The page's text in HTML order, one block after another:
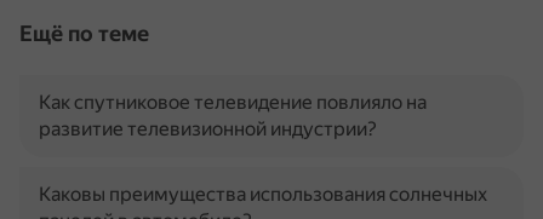
Ещё по теме
Как спутниковое телевидение повлияло на
развитие телевизионной индустрии?
Каковы преимущества использования солнечных